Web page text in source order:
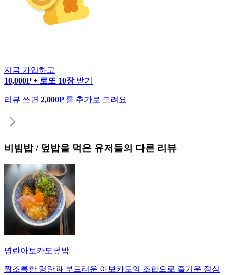
지금 가입하고
10,000P + 로또 10장 받기
리뷰 쓰면 2,000P 를 추가로 드려요
비빔밥 / 덮밥을 먹은 유저들의 다른 리뷰
명란아보카도덮밥
짭조름한 명란과 부드러운 아보카도의 조합으로 즐거운 점심